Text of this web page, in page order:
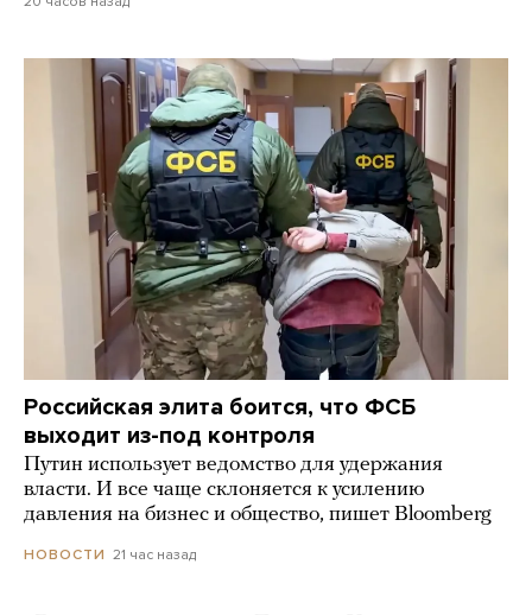
Российская элита боится, что ФСБ
выходит из-под контроля
Путин использует ведомство для удержания
власти. И все чаще склоняется к усилению
давления на бизнес и общество, пишет Bloomberg
НОВОСТИ 21 час назад